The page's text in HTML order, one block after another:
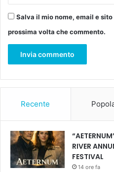
Salva il mio nome, email e
prossima volta che commento.
Recente
RIVER
FESTIVAL
14 ore fa